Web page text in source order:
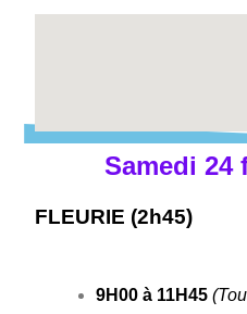
Samedi 24
FLEURIE (2h45)
9H00 à 11H45